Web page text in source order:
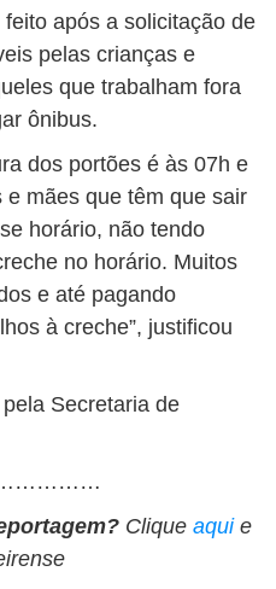
após a solicitação de
pelas crianças e
que trabalham fora
ônibus.
dos portões é às 07h e
mães que têm que sair
horário, não tendo
no horário. Muitos
e até pagando
à creche”, justificou
Secretaria de
Clique aqui e